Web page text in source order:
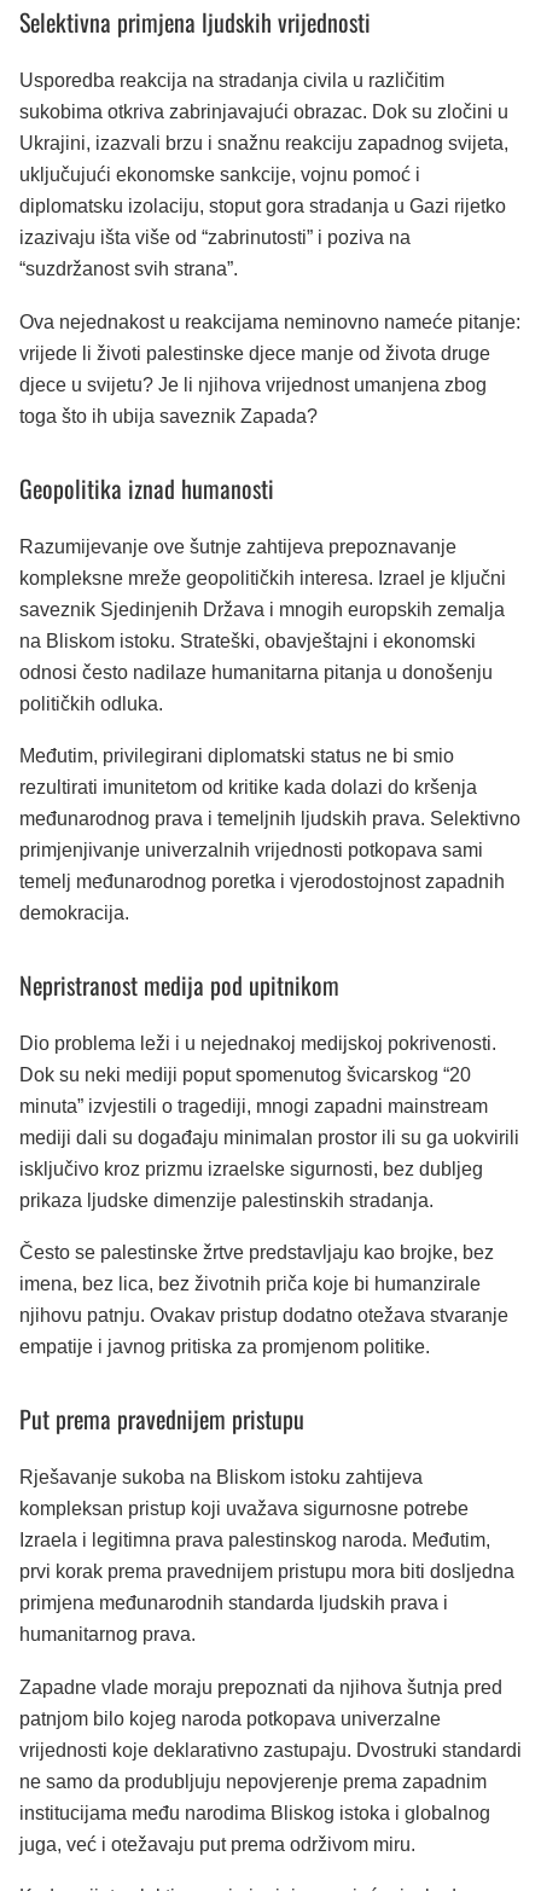
Selektivna primjena ljudskih vrijednosti
Usporedba reakcija na stradanja civila u različitim
sukobima otkriva zabrinjavajući obrazac. Dok su zločini u
Ukrajini, izazvali brzu i snažnu reakciju zapadnog svijeta,
uključujući ekonomske sankcije, vojnu pomoć i
diplomatsku izolaciju, stoput gora stradanja u Gazi rijetko
izazivaju išta više od “zabrinutosti” i poziva na
“suzdržanost svih strana”.
Ova nejednakost u reakcijama neminovno nameće pitanje:
vrijede li životi palestinske djece manje od života druge
djece u svijetu? Je li njihova vrijednost umanjena zbog
toga što ih ubija saveznik Zapada?
Geopolitika iznad humanosti
Razumijevanje ove šutnje zahtijeva prepoznavanje
kompleksne mreže geopolitičkih interesa. Izrael je ključni
saveznik Sjedinjenih Država i mnogih europskih zemalja
na Bliskom istoku. Strateški, obavještajni i ekonomski
odnosi često nadilaze humanitarna pitanja u donošenju
političkih odluka.
Međutim, privilegirani diplomatski status ne bi smio
rezultirati imunitetom od kritike kada dolazi do kršenja
međunarodnog prava i temeljnih ljudskih prava. Selektivno
primjenjivanje univerzalnih vrijednosti potkopava sami
temelj međunarodnog poretka i vjerodostojnost zapadnih
demokracija.
Nepristranost medija pod upitnikom
Dio problema leži i u nejednakoj medijskoj pokrivenosti.
Dok su neki mediji poput spomenutog švicarskog “20
minuta” izvjestili o tragediji, mnogi zapadni mainstream
mediji dali su događaju minimalan prostor ili su ga uokvirili
isključivo kroz prizmu izraelske sigurnosti, bez dubljeg
prikaza ljudske dimenzije palestinskih stradanja.
Često se palestinske žrtve predstavljaju kao brojke, bez
imena, bez lica, bez životnih priča koje bi humanzirale
njihovu patnju. Ovakav pristup dodatno otežava stvaranje
empatije i javnog pritiska za promjenom politike.
Put prema pravednijem pristupu
Rješavanje sukoba na Bliskom istoku zahtijeva
kompleksan pristup koji uvažava sigurnosne potrebe
Izraela i legitimna prava palestinskog naroda. Međutim,
prvi korak prema pravednijem pristupu mora biti dosljedna
primjena međunarodnih standarda ljudskih prava i
humanitarnog prava.
Zapadne vlade moraju prepoznati da njihova šutnja pred
patnjom bilo kojeg naroda potkopava univerzalne
vrijednosti koje deklarativno zastupaju. Dvostruki standardi
ne samo da produbljuju nepovjerenje prema zapadnim
institucijama među narodima Bliskog istoka i globalnog
juga, već i otežavaju put prema održivom miru.